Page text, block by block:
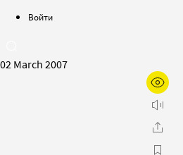
Войти
02 March 2007